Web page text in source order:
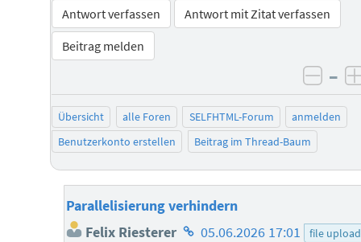
Antwort verfassen
Antwort mit Zitat verfassen
Beitrag melden
–
Übersicht alle Foren SELFHTML-Forum
anmelden
Benutzerkonto erstellen
Beitrag im Thread-Baum
Parallelisierung verhindern
Felix Riesterer Homepage
05.06.2026 17:01
file upload